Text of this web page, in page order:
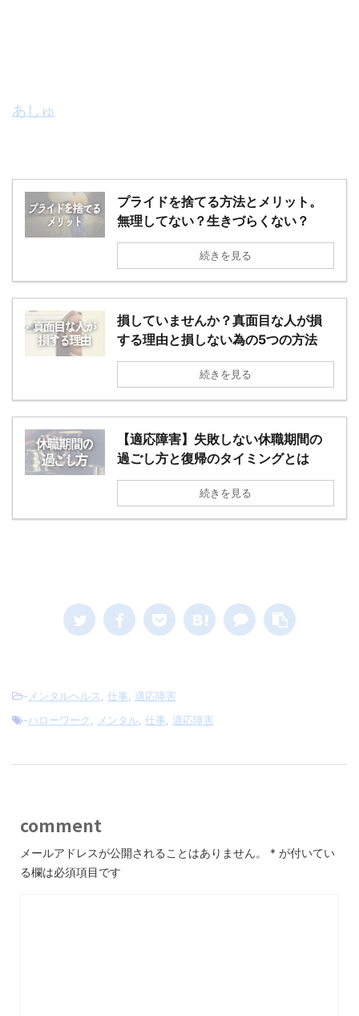
あしゅ
プライドを捨てる方法とメリット。
無理してない？生きづらくない？
続きを見る
損していませんか？真面目な人が損
する理由と損しない為の5つの方法
続きを見る
【適応障害】失敗しない休職期間の
過ごし方と復帰のタイミングとは
続きを見る
-メンタルヘルス, 仕事, 適応障害
-ハローワーク, メンタル, 仕事, 適応障害
comment
メールアドレスが公開されることはありません。 * が付いてい
る欄は必須項目です